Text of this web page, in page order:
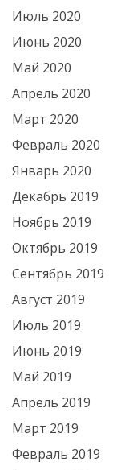
Июль 2020
Июнь 2020
Май 2020
Апрель 2020
Март 2020
Февраль 2020
Январь 2020
Декабрь 2019
Ноябрь 2019
Октябрь 2019
Сентябрь 2019
Август 2019
Июль 2019
Июнь 2019
Май 2019
Апрель 2019
Март 2019
Февраль 2019